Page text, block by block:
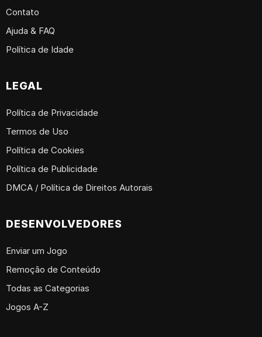
Contato
Ajuda & FAQ
Política de Idade
LEGAL
Política de Privacidade
Termos de Uso
Política de Cookies
Política de Publicidade
DMCA / Política de Direitos Autorais
DESENVOLVEDORES
Enviar um Jogo
Remoção de Conteúdo
Todas as Categorias
Jogos A-Z